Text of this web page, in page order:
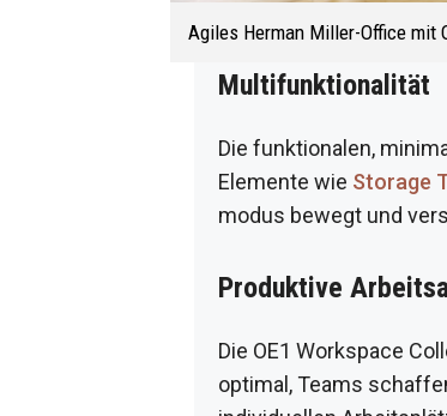
Agiles Herman Miller-Office mit
Multifunktional ität
Die funktionalen,
Elemente wie Storage
modus bewegt und
Produktive
Die OE1 Workspace
optimal, Teams